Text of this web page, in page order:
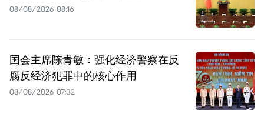
08/08/2026 08:16
国会主席陈青敏：强化经济警察在反
腐反经济犯罪中的核心作用
08/08/2026 07:32